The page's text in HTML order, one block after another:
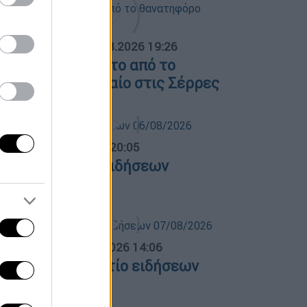
07.08.2026 19:26
ντοκουμέντο από το
τροχαίο στις Σέρρες
06.08.2026 20:05
δελτίο ειδήσεων
08/2026
07.08.2026 14:06
δελτίο ειδήσεων
08/2026